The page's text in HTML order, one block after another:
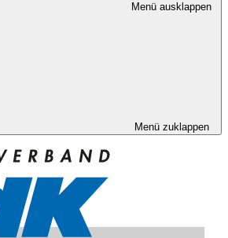
Menü ausklappen
Menü zuklappen